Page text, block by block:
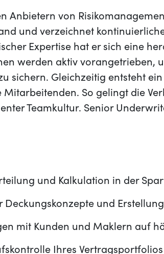
Anbietern von
und verzeichnet
Expertise hat er sich eine
werden aktiv vorangetrieben,
sichern. Gleichzeitig entsteht
So gelingt die
Teamkultur. Senior
und Kalkulation in der
und
mit Kunden und Maklern auf
Ihres Vertragsportfolios